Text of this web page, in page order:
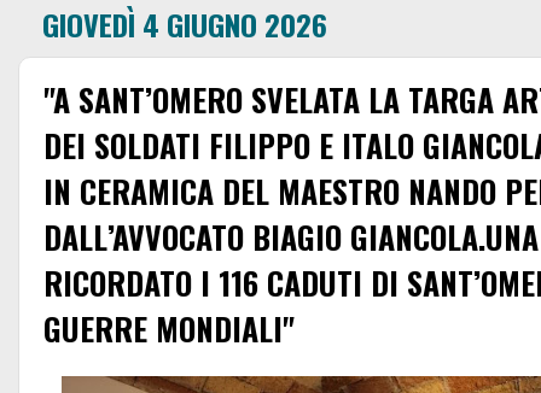
GIOVEDÌ 4 GIUGNO 2026
"A SANT’OMERO SVELATA LA TARGA
DEI SOLDATI FILIPPO E ITALO
IN CERAMICA DEL MAESTRO NANDO
DALL’AVVOCATO BIAGIO
RICORDATO I 116 CADUTI DI
GUERRE MONDIALI"